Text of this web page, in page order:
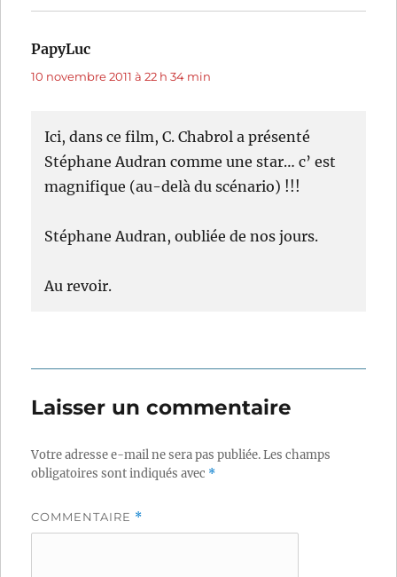
PapyLuc
10 novembre 2011 à 22 h 34 min
Ici, dans ce film, C. Chabrol a présenté
Stéphane Audran comme une star… c’ est
magnifique (au-delà du scénario) !!!
Stéphane Audran, oubliée de nos jours.
Au revoir.
Laisser un commentaire
Votre adresse e-mail ne sera pas publiée.Les champs
obligatoires sont indiqués avec *
COMMENTAIRE *